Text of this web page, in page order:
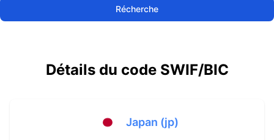
Récherche
Détails du code SWIF/BIC
Japan (jp)